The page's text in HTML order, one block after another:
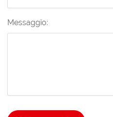
Messaggio: